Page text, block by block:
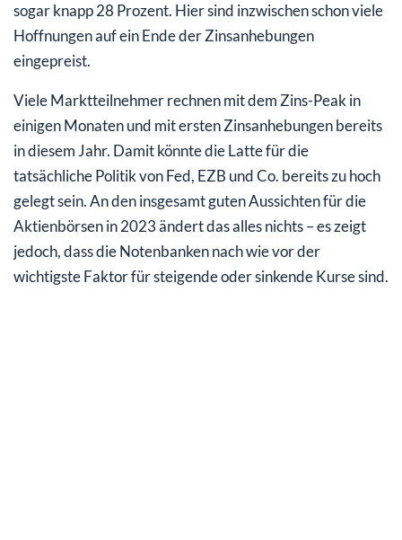
sogar knapp 28 Prozent. Hier sind inzwischen schon viele
Hoffnungen auf ein Ende der Zinsanhebungen
eingepreist.
Viele Marktteilnehmer rechnen mit dem Zins-Peak in
einigen Monaten und mit ersten Zinsanhebungen bereits
in diesem Jahr. Damit könnte die Latte für die
tatsächliche Politik von Fed, EZB und Co. bereits zu hoch
gelegt sein. An den insgesamt guten Aussichten für die
Aktienbörsen in 2023 ändert das alles nichts – es zeigt
jedoch, dass die Notenbanken nach wie vor der
wichtigste Faktor für steigende oder sinkende Kurse sind.